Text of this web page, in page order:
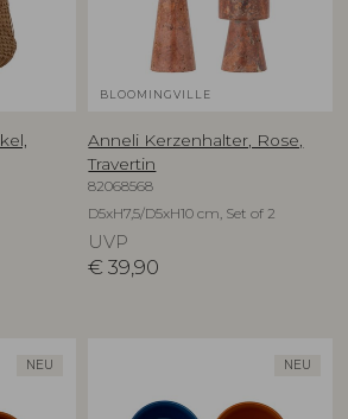
BLOOMINGVILLE
Anneli Kerzenhalter, Rose,
Travertin
82068568
D5xH7,5/D5xH10 cm, Set of 2
UVP
€ 39,90
NEU NEU